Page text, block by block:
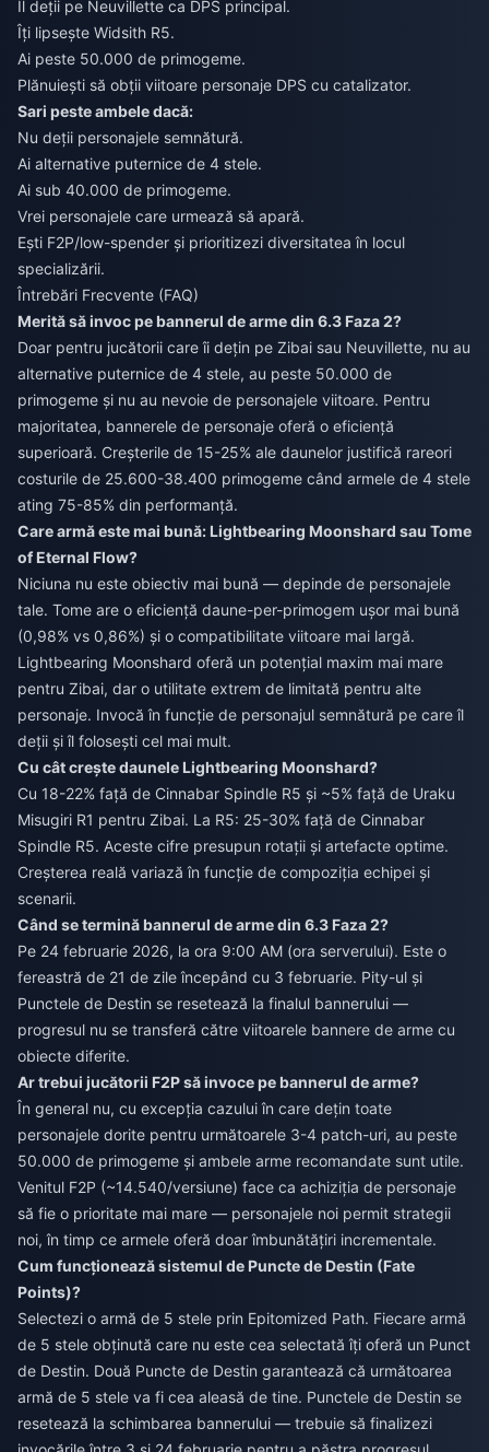
Îl deții pe Neuvillette ca DPS principal.
Îți lipsește Widsith R5.
Ai peste 50.000 de primogeme.
Plănuiești să obții viitoare personaje DPS cu catalizator.
Sari peste ambele dacă:
Nu deții personajele semnătură.
Ai alternative puternice de 4 stele.
Ai sub 40.000 de primogeme.
Vrei personajele care urmează să apară.
Ești F2P/low-spender și prioritizezi diversitatea în locul
specializării.
Întrebări Frecvente (FAQ)
Merită să invoc pe bannerul de arme din 6.3 Faza 2?
Doar pentru jucătorii care îi dețin pe Zibai sau Neuvillette, nu au
alternative puternice de 4 stele, au peste 50.000 de
primogeme și nu au nevoie de personajele viitoare. Pentru
majoritatea, bannerele de personaje oferă o eficiență
superioară. Creșterile de 15-25% ale daunelor justifică rareori
costurile de 25.600-38.400 primogeme când armele de 4 stele
ating 75-85% din performanță.
Care armă este mai bună: Lightbearing Moonshard sau Tome
of Eternal Flow?
Niciuna nu este obiectiv mai bună — depinde de personajele
tale. Tome are o eficiență daune-per-primogem ușor mai bună
(0,98% vs 0,86%) și o compatibilitate viitoare mai largă.
Lightbearing Moonshard oferă un potențial maxim mai mare
pentru Zibai, dar o utilitate extrem de limitată pentru alte
personaje. Invocă în funcție de personajul semnătură pe care îl
deții și îl folosești cel mai mult.
Cu cât crește daunele Lightbearing Moonshard?
Cu 18-22% față de Cinnabar Spindle R5 și ~5% față de Uraku
Misugiri R1 pentru Zibai. La R5: 25-30% față de Cinnabar
Spindle R5. Aceste cifre presupun rotații și artefacte optime.
Creșterea reală variază în funcție de compoziția echipei și
scenarii.
Când se termină bannerul de arme din 6.3 Faza 2?
Pe 24 februarie 2026, la ora 9:00 AM (ora serverului). Este o
fereastră de 21 de zile începând cu 3 februarie. Pity-ul și
Punctele de Destin se resetează la finalul bannerului —
progresul nu se transferă către viitoarele bannere de arme cu
obiecte diferite.
Ar trebui jucătorii F2P să invoce pe bannerul de arme?
În general nu, cu excepția cazului în care dețin toate
personajele dorite pentru următoarele 3-4 patch-uri, au peste
50.000 de primogeme și ambele arme recomandate sunt utile.
Venitul F2P (~14.540/versiune) face ca achiziția de personaje
să fie o prioritate mai mare — personajele noi permit strategii
noi, în timp ce armele oferă doar îmbunătățiri incrementale.
Cum funcționează sistemul de Puncte de Destin (Fate
Points)?
Selectezi o armă de 5 stele prin Epitomized Path. Fiecare armă
de 5 stele obținută care nu este cea selectată îți oferă un Punct
de Destin. Două Puncte de Destin garantează că următoarea
armă de 5 stele va fi cea aleasă de tine. Punctele de Destin se
resetează la schimbarea bannerului — trebuie să finalizezi